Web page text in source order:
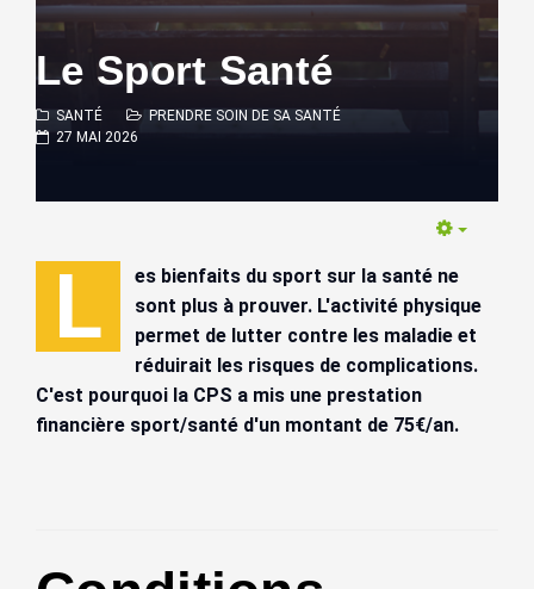
Le Sport Santé
SANTÉ
PRENDRE SOIN DE SA SANTÉ
27 MAI 2026
L
es bienfaits du sport sur la santé ne
sont plus à prouver. L'activité physique
permet de lutter contre les maladie et
réduirait les risques de complications.
C'est pourquoi la CPS a mis une prestation
financière sport/santé d'un montant de 75€/an.